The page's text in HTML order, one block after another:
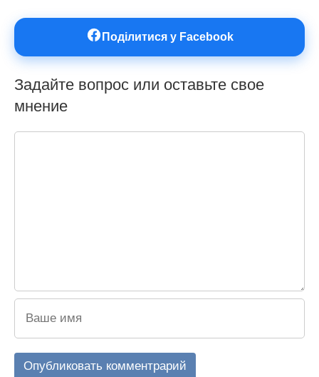
Поділитися у Facebook
Задайте вопрос или оставьте свое
мнение